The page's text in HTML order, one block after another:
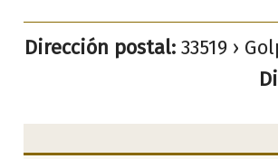
Dirección postal: 33519 ›